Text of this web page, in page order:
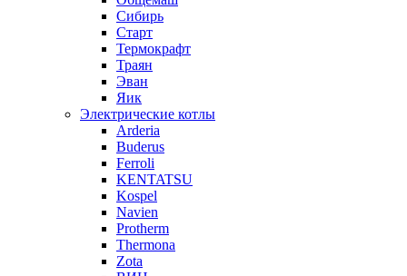
Сибирь
Старт
Термокрафт
Траян
Эван
Яик
Электрические котлы
Arderia
Buderus
Ferroli
KENTATSU
Kospel
Navien
Protherm
Thermona
Zota